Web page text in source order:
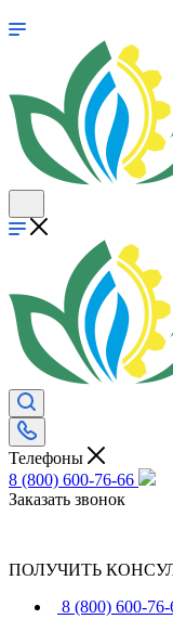
Телефоны
8 (800) 600-76-66
Заказать звонок
ПОЛУЧИТЬ
8 (800) 600-76-